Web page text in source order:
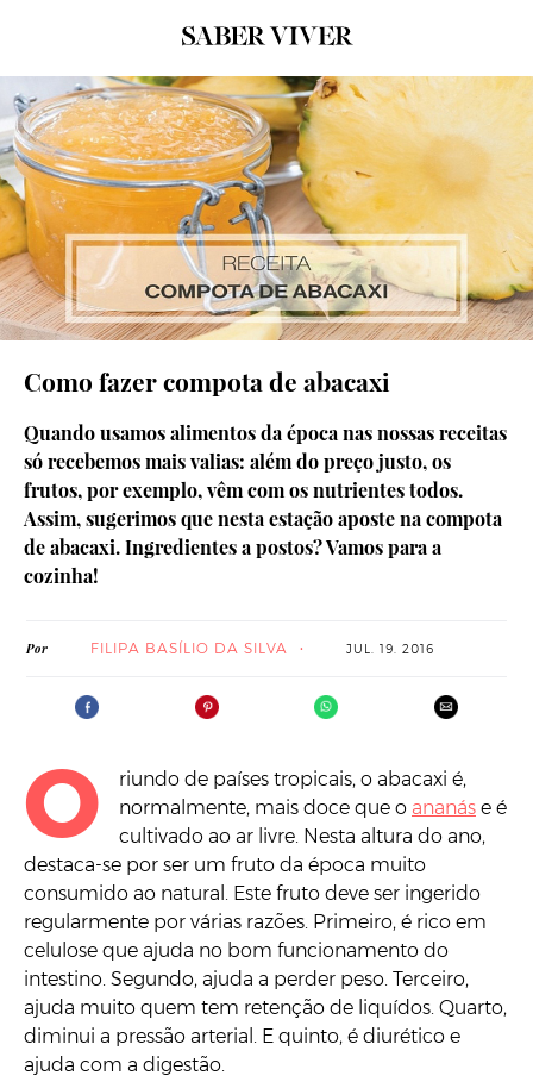
Como fazer compota de abacaxi
Quando usamos alimentos da época nas nossas receitas
só recebemos mais valias: além do preço justo, os
frutos, por exemplo, vêm com os nutrientes todos.
Assim, sugerimos que nesta estação aposte na compota
de abacaxi. Ingredientes a postos? Vamos para a
cozinha!
Por FILIPA BASÍLIO DA SILVA JUL. 19. 2016
O
riundo de países tropicais, o abacaxi é,
normalmente, mais doce que o ananás e é
cultivado ao ar livre. Nesta altura do ano,
destaca-se por ser um fruto da época muito
consumido ao natural. Este fruto deve ser ingerido
regularmente por várias razões. Primeiro, é rico em
celulose que ajuda no bom funcionamento do
intestino. Segundo, ajuda a perder peso. Terceiro,
ajuda muito quem tem retenção de liquídos. Quarto,
diminui a pressão arterial. E quinto, é diurético e
ajuda com a digestão.